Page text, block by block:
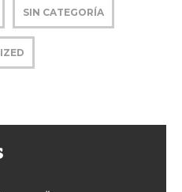
SIN CATEGORÍA